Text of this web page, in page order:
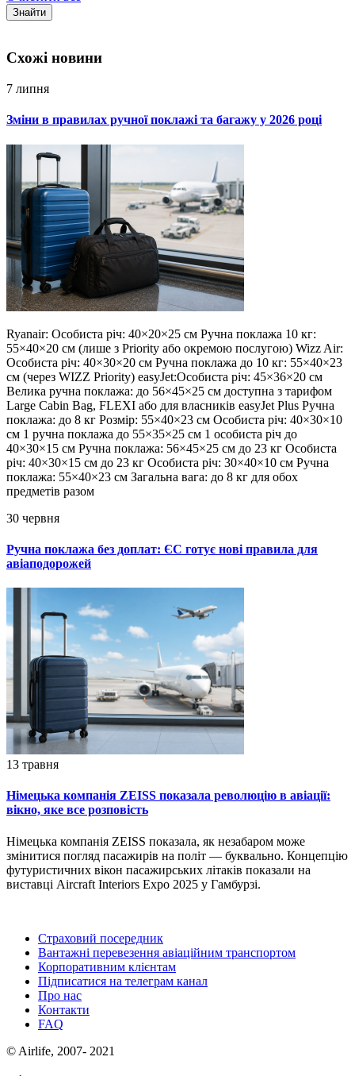
Знайти
Схожi новини
7 липня
Зміни в правилах ручної поклажі та багажу у 2026 році
Ryanair: Особиста річ: 40×20×25 см Ручна поклажа 10 кг:
55×40×20 см (лише з Priority або окремою послугою) Wizz Air:
Особиста річ: 40×30×20 см Ручна поклажа до 10 кг: 55×40×23
см (через WIZZ Priority) easyJet:Особиста річ: 45×36×20 см
Велика ручна поклажа: до 56×45×25 см доступна з тарифом
Large Cabin Bag, FLEXI або для власників easyJet Plus Ручна
поклажа: до 8 кг Розмір: 55×40×23 см Особиста річ: 40×30×10
см 1 ручна поклажа до 55×35×25 см 1 особиста річ до
40×30×15 см Ручна поклажа: 56×45×25 см до 23 кг Особиста
річ: 40×30×15 см до 23 кг Особиста річ: 30×40×10 см Ручна
поклажа: 55×40×23 см Загальна вага: до 8 кг для обох
предметів разом
30 червня
Ручна поклажа без доплат: ЄС готує нові правила для
авіаподорожей
13 травня
Німецька компанія ZEISS показала революцію в авіації:
вікно, яке все розповість
Німецька компанія ZEISS показала, як незабаром може
змінитися погляд пасажирів на політ — буквально. Концепцію
футуристичних вікон пасажирських літаків показали на
виставці Aircraft Interiors Expo 2025 у Гамбурзі.
Страховий посередник
Вантажні перевезення авіаційним транспортом
Корпоративним клієнтам
Підписатися на телеграм канал
Про нас
Контакти
FAQ
© Airlife, 2007- 2021